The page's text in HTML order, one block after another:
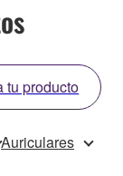
tu producto
Auriculares